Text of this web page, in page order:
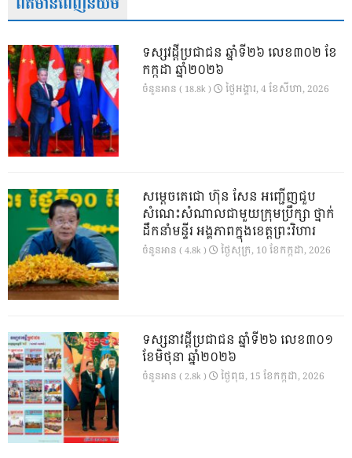
ទស្សវដ្តីប្រជាជន ឆ្នាំទី២៦ លេខ៣០២ ខែ
កក្កដា ឆ្នាំ២០២៦
ចំនួនអាន ( 18.8k ) ថ្ងៃ​អង្គារ, 4 ខែ​សីហា, 2026
សម្តេចតេជោ ហ៊ុន សែន អញ្ជើញជួប
សំណេះសំណាលជាមួយក្រុមប្រឹក្សា ថ្នាក់
ដឹកនាំមន្ទីរ អង្គភាពក្នុងខេត្តព្រះវិហារ
ចំនួនអាន ( 4.8k ) ថ្ងៃ​សុក្រ, 10 ខែ​កក្កដា, 2026
ទស្សនាវដ្ដីប្រជាជន ឆ្នាំទី២៦ លេខ៣០១
ខែមិថុនា ឆ្នាំ២០២៦
ចំនួនអាន ( 2.8k ) ថ្ងៃ​ពុធ, 15 ខែ​កក្កដា, 2026